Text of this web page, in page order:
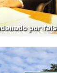
por